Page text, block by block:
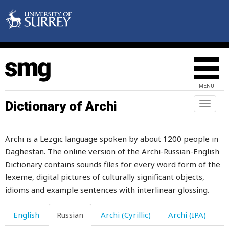
MENU
Toggle
Dictionary of Archi
Archi is a Lezgic language spoken by about 1200 people in
Daghestan. The online version of the Archi-Russian-English
Dictionary contains sounds files for every word form of the
lexeme, digital pictures of culturally significant objects,
idioms and example sentences with interlinear glossing.
English Russian Archi (Cyrillic) Archi (IPA)